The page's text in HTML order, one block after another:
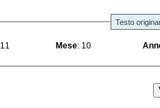
Testo
: 11 Mese : 10